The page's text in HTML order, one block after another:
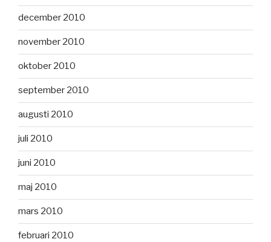
december 2010
november 2010
oktober 2010
september 2010
augusti 2010
juli 2010
juni 2010
maj 2010
mars 2010
februari 2010